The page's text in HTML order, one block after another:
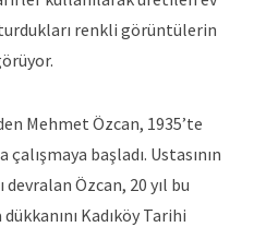
renkli görüntülerin
Mehmet Özcan, 1935’te
çalışmaya başladı. Ustasının
devralan Özcan, 20 yıl bu
Kadıköy Tarihi